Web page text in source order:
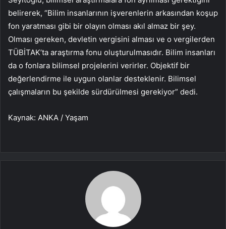
belirerek, “Bilim insanlarının işverenlerin arkasından koşup
fon yaratması gibi bir olayın olması akıl almaz bir şey.
Olması gereken, devletin vergisini alması ve o vergilerden
TÜBİTAK’ta araştırma fonu oluşturulmasıdır. Bilim insanları
da o fonlara bilimsel projelerini verirler. Objektif bir
değerlendirme ile uygun olanlar desteklenir. Bilimsel
çalışmaların bu şekilde sürdürülmesi gerekiyor” dedi.
Kaynak: ANKA / Yaşam